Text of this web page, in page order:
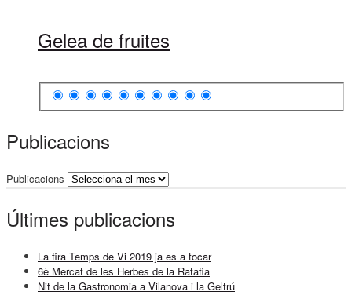
Gelea de fruites
Publicacions
Publicacions
Últimes publicacions
La fira Temps de Vi 2019 ja es a tocar
6è Mercat de les Herbes de la Ratafia
Nit de la Gastronomia a Vilanova i la Geltrú